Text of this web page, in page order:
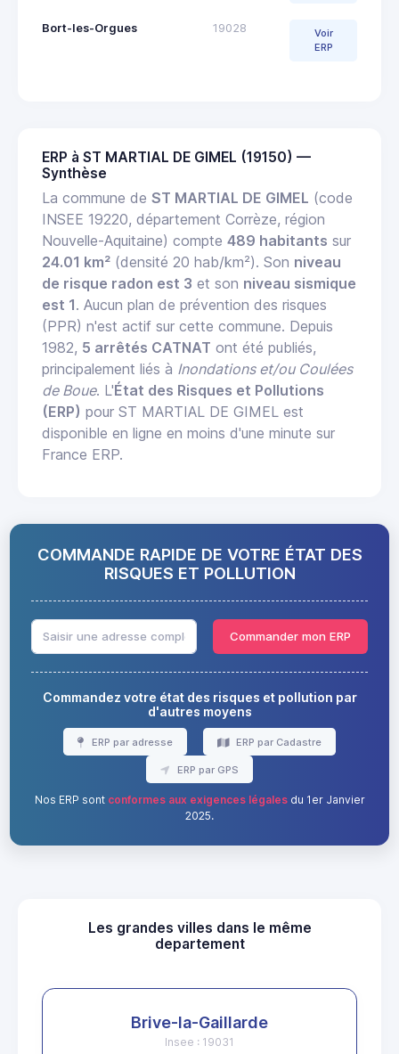
Bort-les-Orgues 19028
Voir
ERP
ERP à ST MARTIAL DE GIMEL (19150) —
Synthèse
La commune de ST MARTIAL DE GIMEL (code
INSEE 19220, département Corrèze, région
Nouvelle-Aquitaine) compte 489 habitants sur
24.01 km² (densité 20 hab/km²). Son niveau
de risque radon est 3 et son niveau sismique
est 1. Aucun plan de prévention des risques
(PPR) n'est actif sur cette commune. Depuis
1982, 5 arrêtés CATNAT ont été publiés,
principalement liés à Inondations et/ou Coulées
de Boue. L'État des Risques et Pollutions
(ERP) pour ST MARTIAL DE GIMEL est
disponible en ligne en moins d'une minute sur
France ERP.
COMMANDE RAPIDE DE VOTRE ÉTAT DES
RISQUES ET POLLUTION
Commander mon ERP
Commandez votre état des risques et pollution par
d'autres moyens
ERP par adresse ERP par Cadastre
ERP par GPS
Nos ERP sont conformes aux exigences légalesdu 1er Janvier
2025.
Les grandes villes dans le même
departement
Brive-la-Gaillarde
Insee : 19031